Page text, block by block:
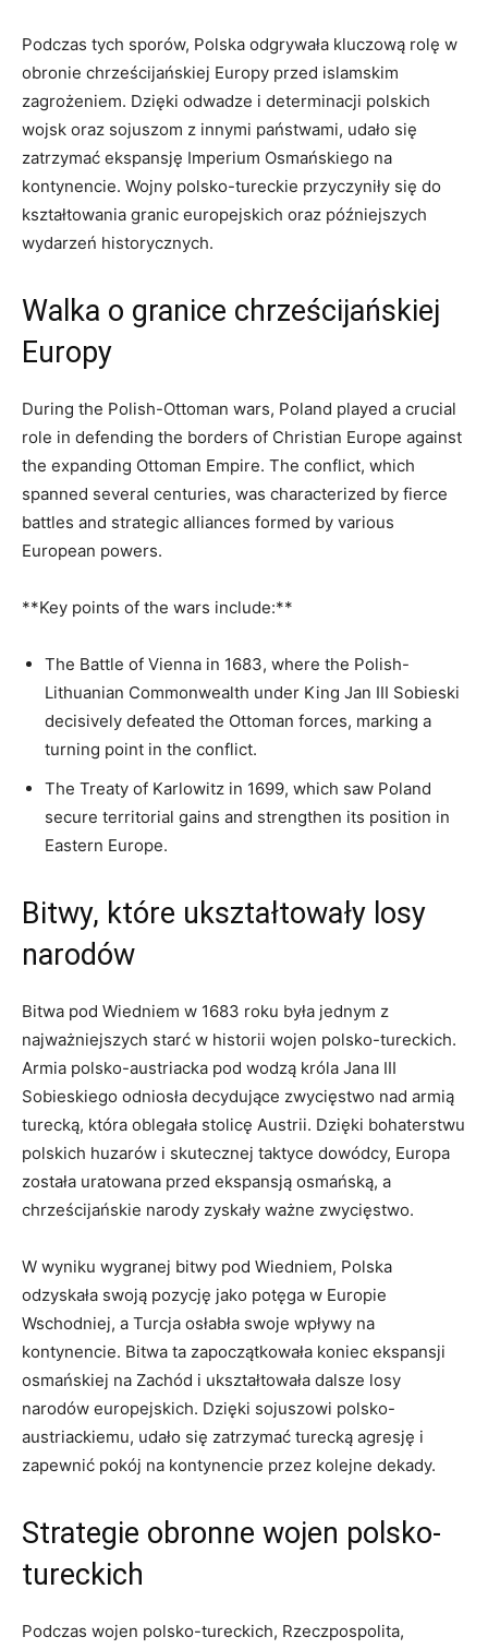
Podczas tych sporów, ‍Polska odgrywała kluczową rolę w
⁢obronie ‌chrześcijańskiej Europy przed islamskim
zagrożeniem. Dzięki odwadze i determinacji ‍polskich⁤
wojsk oraz sojuszom ⁢z innymi państwami, ‌udało się
zatrzymać ‍ekspansję Imperium ​Osmańskiego na‌
kontynencie. Wojny⁤ polsko-tureckie ‌przyczyniły się do
kształtowania granic europejskich oraz⁢ późniejszych
wydarzeń historycznych.
Walka o granice chrześcijańskiej
Europy
During the Polish-Ottoman wars, Poland played⁢ a‍ crucial
role in defending the borders⁤ of ‌Christian Europe against
the⁤ expanding Ottoman Empire. The⁢ conflict, ⁢which
spanned ​several centuries, was characterized by fierce⁢
battles ⁤and​ strategic alliances formed by ⁢various
European ⁢powers.
**Key points of the wars include:**
The Battle of Vienna in 1683,‍ where the ‌Polish-
Lithuanian Commonwealth under ⁣King ⁢Jan ‌III Sobieski
decisively defeated the ‍Ottoman forces, marking a
turning point in the conflict.
The Treaty of Karlowitz⁣ in 1699, which saw Poland
secure territorial​ gains​ and strengthen its position ‌in
Eastern Europe.
Bitwy, które ukształtowały losy
narodów
Bitwa pod ‍Wiedniem w ⁤1683 roku była ‍jednym z
najważniejszych starć w historii wojen polsko-tureckich.‌
Armia polsko-austriacka pod wodzą króla ⁤Jana ‍III
⁤Sobieskiego odniosła decydujące zwycięstwo nad ⁢armią⁢
turecką, która oblegała stolicę Austrii. Dzięki‌ bohaterstwu
polskich huzarów i ⁢skutecznej​ taktyce ​dowódcy, Europa
została uratowana ⁣przed​ ekspansją osmańską, a
chrześcijańskie​ narody zyskały ważne zwycięstwo.
W wyniku ‌wygranej bitwy ⁣pod Wiedniem, Polska
odzyskała‌ swoją​ pozycję​ jako potęga w ​Europie​
Wschodniej, ⁤a Turcja osłabła⁣ swoje wpływy⁣ na
kontynencie. Bitwa ta⁣ zapoczątkowała koniec ekspansji
osmańskiej⁢ na​ Zachód ​i ukształtowała dalsze losy
narodów ⁢europejskich. Dzięki sojuszowi polsko-
austriackiemu, udało się zatrzymać turecką agresję i
zapewnić pokój⁤ na kontynencie przez kolejne dekady.
Strategie obronne⁤ wojen polsko-
tureckich
Podczas wojen polsko-tureckich, Rzeczpospolita,⁤